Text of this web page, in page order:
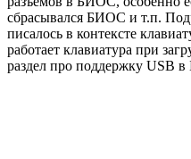
сбрасывался БИОС и т.п.
писалось в контексте
работает клавиатура при
раздел про поддержку USB